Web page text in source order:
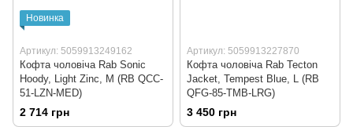
Новинка
Артикул: 5059913249162
Кофта чоловіча Rab Sonic
Hoody, Light Zinc, M (RB QCC-
51-LZN-MED)
2 714 грн
Артикул: 5059913227870
Кофта чоловіча Rab Tecton
Jacket, Tempest Blue, L (RB
QFG-85-TMB-LRG)
3 450 грн